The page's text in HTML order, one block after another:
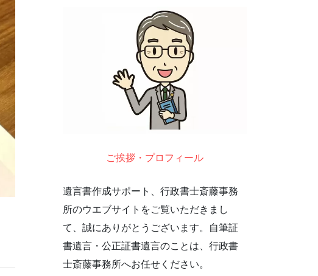
ご挨拶・プロフィール
遺言書作成サポート、行政書士斎藤事務
所のウエブサイトをご覧いただきまし
て、誠にありがとうございます。自筆証
書遺言・公正証書遺言のことは、行政書
士斎藤事務所へお任せください。